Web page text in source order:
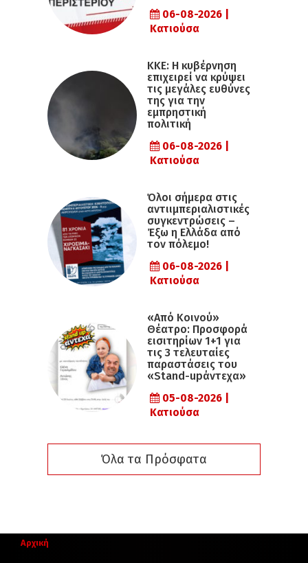
06-08-2026 |
Κατιούσα
ΚΚΕ: Η κυβέρνηση
επιχειρεί να κρύψει
τις μεγάλες ευθύνες
της για την
εμπρηστική
πολιτική
06-08-2026 |
Κατιούσα
Όλοι σήμερα στις
αντιιμπεριαλιστικές
συγκεντρώσεις –
Έξω η Ελλάδα από
τον πόλεμο!
06-08-2026 |
Κατιούσα
«Από Κοινού»
Θέατρο: Προσφορά
εισιτηρίων 1+1 για
τις 3 τελευταίες
παραστάσεις του
«Stand-upάντεχα»
05-08-2026 |
Κατιούσα
Όλα τα Πρόσφατα
Αρχική